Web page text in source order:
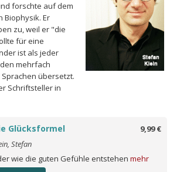
forschte auf dem
Biophysik. Er
zu, weil er "die
für eine
ist als jeder
mehrfach
übersetzt.
Schriftsteller in
9,99 €
Glücksformel
Stefan
wie die guten Gefühle entstehen mehr